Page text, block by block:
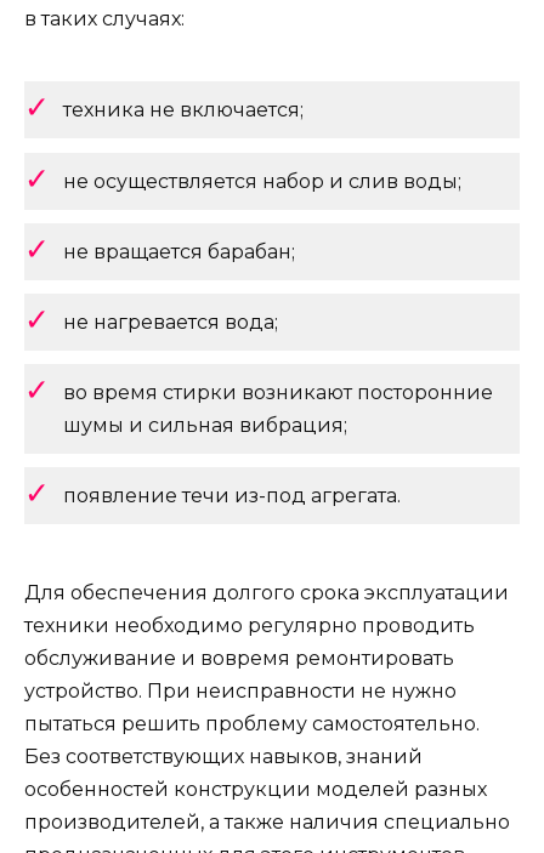
в таких случаях:
техника не включается;
не осуществляется набор и слив воды;
не вращается барабан;
не нагревается вода;
во время стирки возникают посторонние
шумы и сильная вибрация;
появление течи из-под агрегата.
Для обеспечения долгого срока эксплуатации
техники необходимо регулярно проводить
обслуживание и вовремя ремонтировать
устройство. При неисправности не нужно
пытаться решить проблему самостоятельно.
Без соответствующих навыков, знаний
особенностей конструкции моделей разных
производителей, а также наличия специально